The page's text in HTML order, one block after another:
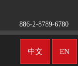
886-2-8789-6780
EN
中文